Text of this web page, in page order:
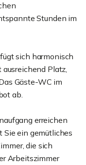
Stunden im
sich harmonisch
Platz,
Gäste-WC im
ab.
erreichen
Sie ein gemütliches
die sich
Arbeitszimmer